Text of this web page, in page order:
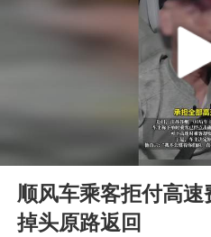
向鹏0-
“新疆
“立秋
Play
顺风车乘客拒付高
掉头原路返回